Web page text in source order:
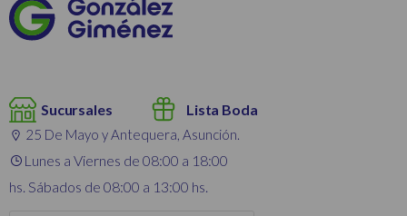
Sucursales Lista Boda
25 De Mayo y Antequera, Asunción.
Lunes a Viernes de 08:00 a 18:00
hs. Sábados de 08:00 a 13:00 hs.